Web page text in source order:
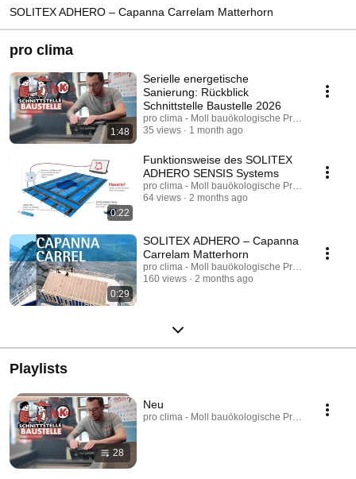
SOLITEX ADHERO – Capanna Carrelam Matterhorn
pro clima
1:48
Serielle energetische
Sanierung: Rückblick
Schnittstelle Baustelle 2026
pro clima - Moll bauökologische Produkte GmbH
35 views
1 month ago
0:22
Funktionsweise des SOLITEX
ADHERO SENSIS Systems
pro clima - Moll bauökologische Produkte GmbH
64 views
2 months ago
0:29
SOLITEX ADHERO – Capanna
Carrelam Matterhorn
pro clima - Moll bauökologische Produkte GmbH
160 views
2 months ago
Playlists
28
Neu
pro clima - Moll bauökologische Produkte GmbH